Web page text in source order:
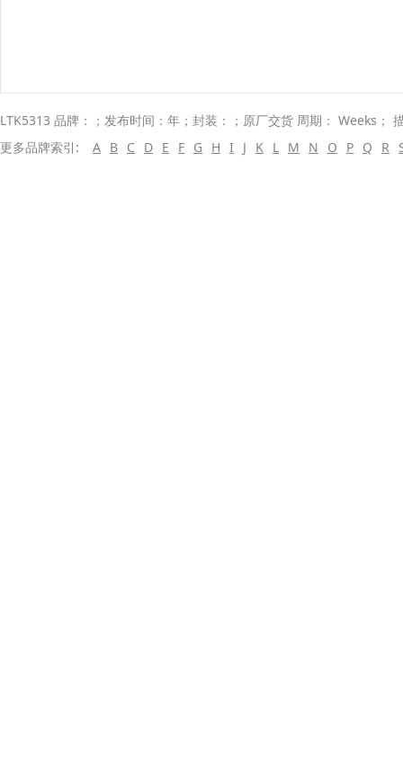
LTK5313 品牌：；发布时间：年；封装：；原厂交货 周期： Weeks；
更多品牌索引:
A B C D E F G H I J K L M N O P Q R